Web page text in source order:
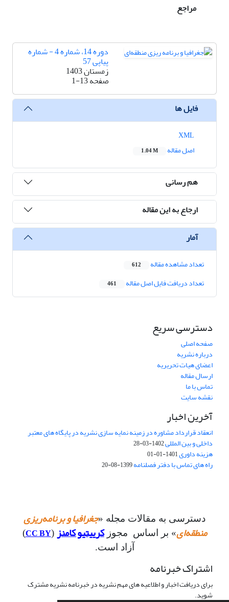
مراجع
دوره 14، شماره 4 - شماره
پیاپی 57
زمستان 1403
صفحه1-13
فایل ها
اصل مقاله
1.04 M
هم رسانی
ارجاع به این مقاله
آمار
تعداد مشاهده مقاله 612
تعداد دریافت فایل اصل مقاله 461
دسترسی سریع
صفحه اصلی
درباره نشریه
اعضای هیات تحریریه
ارسال مقاله
تماس با ما
نقشه سایت
آخرین اخبار
انعقاد قرارداد مشاوره در زمینه نمایه سازی نشریه در پایگاه های معتبر
داخلی و بین المللی1402-03-28
هزینه داوری1401-01-01
راه های تماس با دفتر فصلنامه1399-08-20
دسترسی به مقالات مجله «جغرافیا و برنامه‌ریزی
منطقه‌ای» بر اساس مجوزکرییتیو کامنز (
CC BY
)
آزاد است.
اشتراک خبرنامه
برای دریافت اخبار و اطلاعیه های مهم نشریه در خبرنامه نشریه مشترک
شوید.